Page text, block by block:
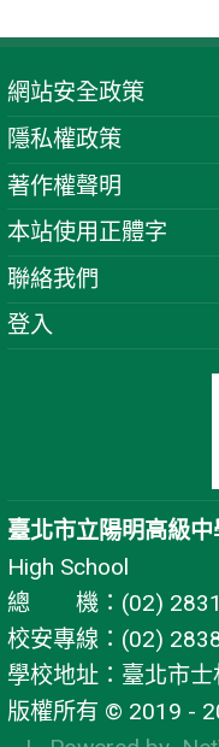
網站安全政策
隱私權政策
著作權聲明
本站使用正體字
聯絡我們
登入
臺北市立陽明高級中
High School
總 機：(02)
校安專線：(02)
學校地址：臺北市
版權所有 © 2019 -